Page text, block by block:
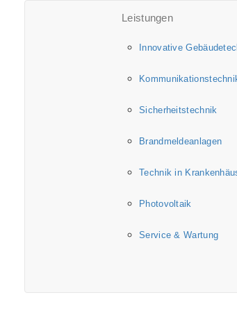
Leistungen
Innovative
Sicherheitstechnik
Brandmeldeanlagen
Technik in
Photovoltaik
Service & Wartung